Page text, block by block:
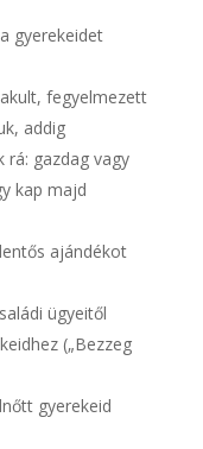
gyerekeidet
fegyelmezett
addig
gazdag vagy
kap majd
ajándékot
ügyeitől
(„Bezzeg
gyerekeid